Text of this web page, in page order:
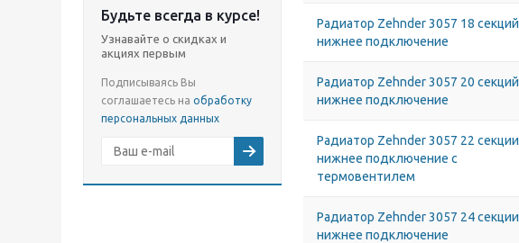
Будьте всегда в курсе!
Узнавайте о скидках и
акциях первым
Подписываясь Вы
соглашаетесь на обработку
персональных данных
Радиатор Zehnder 3057 18 секций
нижнее подключение
Радиатор Zehnder 3057 20 секций
нижнее подключение
Радиатор Zehnder 3057 22 секции
нижнее подключение с
термовентилем
Радиатор Zehnder 3057 24 секции
нижнее подключение